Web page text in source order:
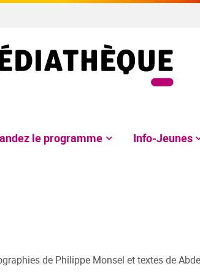
le programme Info-Jeunes
de Philippe Monsel et textes de